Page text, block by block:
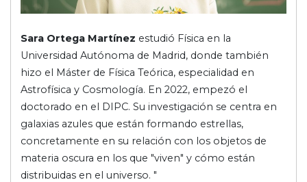
Sara Ortega Martínez estudió Física en la
Universidad Autónoma de Madrid, donde también
hizo el Máster de Física Teórica, especialidad en
Astrofísica y Cosmología. En 2022, empezó el
doctorado en el DIPC. Su investigación se centra en
galaxias azules que están formando estrellas,
concretamente en su relación con los objetos de
materia oscura en los que "viven" y cómo están
distribuidas en el universo. "